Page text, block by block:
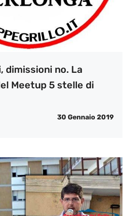
dimissioni no. La
Meetup 5 stelle di
30 Gennaio 2019